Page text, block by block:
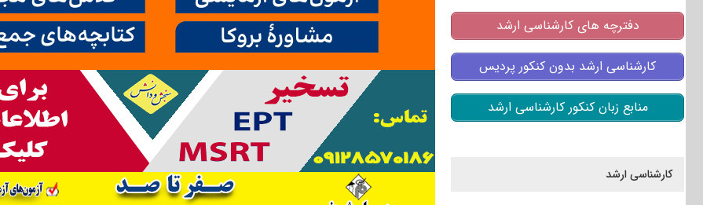
دفترچه های کارشناسی ارشد
کارشناسی ارشد بدون کنکور پردیس
منابع زبان کنکور کارشناسی ارشد
کارشناسی ارشد